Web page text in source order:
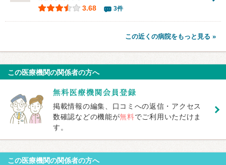
3.68 3件
この近くの病院をもっと見る »
この医療機関の関係者の方へ
掲載情報の編集、口コミへの返信・アクセス
数確認などの機能が無料でご利用いただけま
す。
この医療機関の関係者の方へ